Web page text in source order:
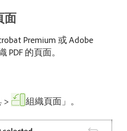
面
Premium 或 Adobe
PDF 的頁面。
> 組織頁面」。